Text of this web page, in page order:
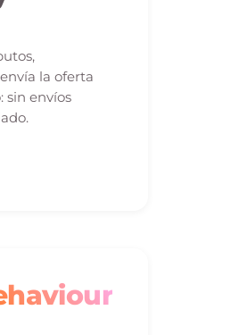
la oferta
sin envíos